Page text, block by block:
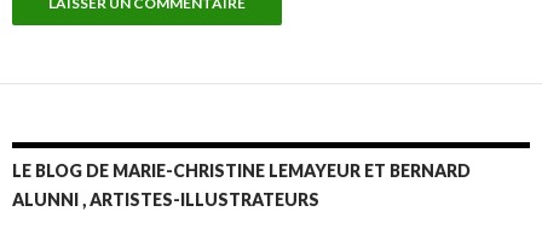
LE BLOG DE MARIE-CHRISTINE LEMAYEUR ET BERNARD
ALUNNI , ARTISTES-ILLUSTRATEURS